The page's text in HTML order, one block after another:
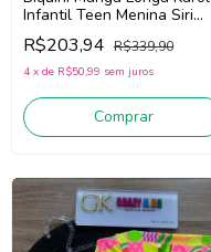
Infantil Teen Menina Siri
Kids Colorir 40239
(Rosa/Laranja)
R$203,94 R$339,90
4 x de R$50,99 sem juros
Comprar